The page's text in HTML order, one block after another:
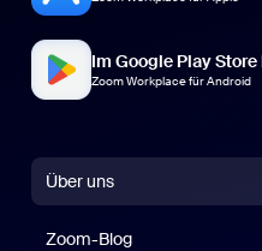
Im Google Play
Zoom Workplace für Android
Über uns
Zoom-Blog